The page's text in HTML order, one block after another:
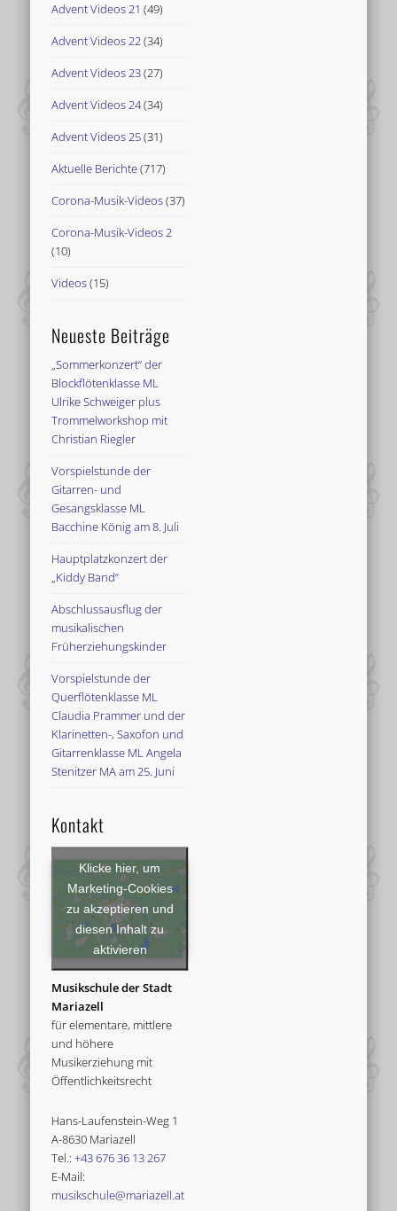
Advent Videos 21 (49)
Advent Videos 22(34)
Advent Videos 23(27)
Advent Videos 24(34)
Advent Videos 25(31)
Aktuelle Berichte(717)
Corona-Musik-Videos(37)
Corona-Musik-Videos 2
(10)
Videos(15)
Neueste Beiträge
„Sommerkonzert“ der
Blockflötenklasse ML
Ulrike Schweiger plus
Trommelworkshop mit
Christian Riegler
Vorspielstunde der
Gitarren- und
Gesangsklasse ML
Bacchine König am 8. Juli
Hauptplatzkonzert der
„Kiddy Band“
Abschlussausflug der
musikalischen
Früherziehungskinder
Vorspielstunde der
Querflötenklasse ML
Claudia Prammer und der
Klarinetten-, Saxofon und
Gitarrenklasse ML Angela
Stenitzer MA am 25. Juni
Kontakt
Klicke hier, um
Marketing-Cookies
zu akzeptieren und
diesen Inhalt zu
aktivieren
Musikschule der Stadt
Mariazell
für elementare, mittlere
und höhere
Musikerziehung mit
Öffentlichkeitsrecht
Hans-Laufenstein-Weg 1
A-8630 Mariazell
Tel.:+43 676 36 13 267
E-Mail:
musikschule@mariazell.at